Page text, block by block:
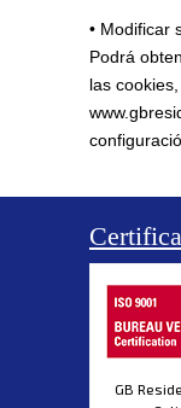
• Modificar
Podrá
las
GB